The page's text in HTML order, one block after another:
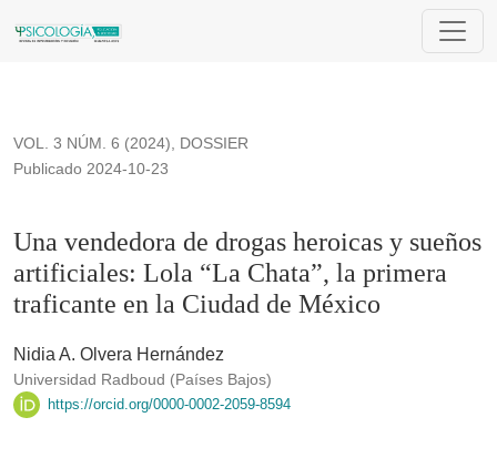
Una vendedora de drogas heroicas y sueños artificiales:
VOL. 3 NÚM. 6 (2024), DOSSIER
Una vendedora de drogas heroicas y sueños
artificiales: Lola “La Chata”, la primera
traficante en la Ciudad de México
Publicado 2024-10-23
Nidia A. Olvera Hernández
Universidad Radboud (Países Bajos)
https://orcid.org/0000-0002-2059-8594